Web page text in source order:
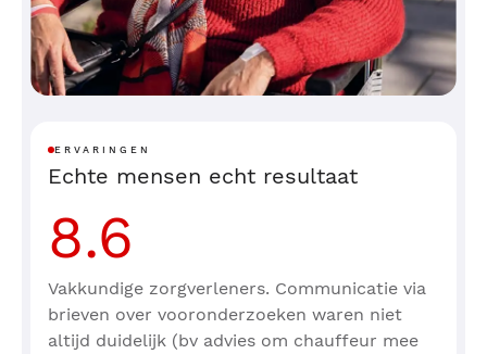
ERVARINGEN
Echte mensen echt resultaat
8.6
Vakkundige zorgverleners. Communicatie via
brieven over vooronderzoeken waren niet
altijd duidelijk (bv advies om chauffeur mee